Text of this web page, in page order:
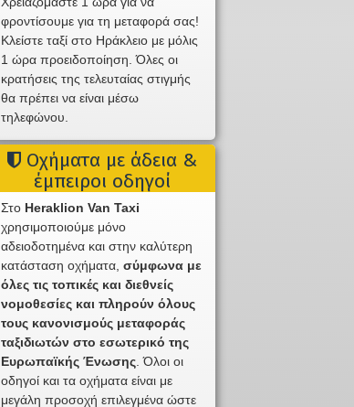
φροντίσουμε για τη μεταφορά σας!
Κλείστε ταξί στο Ηράκλειο με μόλις
1 ώρα προειδοποίηση. Όλες οι
κρατήσεις της τελευταίας στιγμής
θα πρέπει να είναι μέσω
τηλεφώνου.
Οχήματα με άδεια &
έμπειροι οδηγοί
Στο Heraklion Van Taxi
χρησιμοποιούμε μόνο
αδειοδοτημένα και στην καλύτερη
κατάσταση οχήματα,σύμφωνα με
όλες τις τοπικές και διεθνείς
νομοθεσίες και πληρούν όλους
τους κανονισμούς μεταφοράς
ταξιδιωτών στο εσωτερικό της
Ευρωπαϊκής Ένωσης. Όλοι οι
οδηγοί και τα οχήματα είναι με
μεγάλη προσοχή επιλεγμένα ώστε